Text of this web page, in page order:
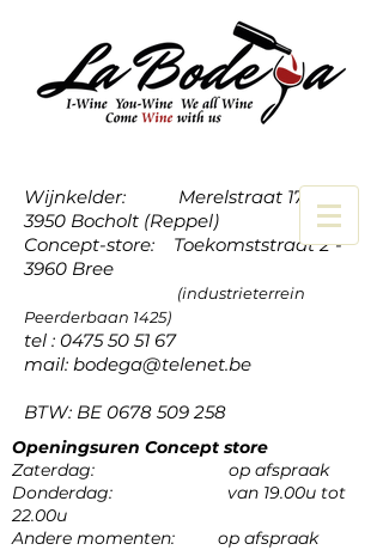
Wijnkelder: Merelstraat 17a -
3950 Bocholt (Reppel)
Concept-store: Toekomststraat 2 -
3960 Bree
(industrieterrein
Peerderbaan 1425)
tel : 0475 50 51 67
mail: bodega@telenet.be
BTW: BE 0678 509 258
Openingsuren Concept store
Zaterdag: op afspraak
Donderdag: van 19.00u tot
22.00u
Andere momenten: op afspraak